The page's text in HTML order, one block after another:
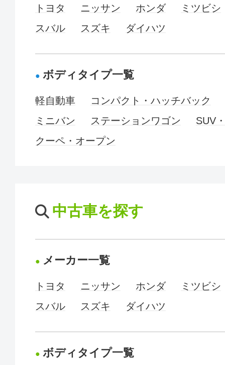
トヨタ ニッサン ホンダ
ミツビシ
スバル
スズキ ダイハツ
ボディタイプ一覧
軽自動車
コンパクト・ハッチバック
ミニバン
ステーションワゴン
SUV
クーペ・オープン
中古車を探す
メーカー一覧
トヨタ ニッサン ホンダ
ミツビシ
スバル
スズキ ダイハツ
ボディタイプ一覧